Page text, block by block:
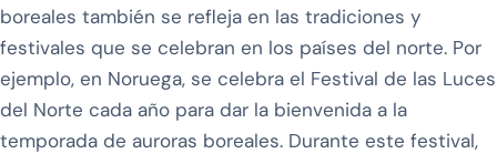
boreales también se refleja en las tradiciones y
festivales que se celebran en los países del norte. Por
ejemplo, en Noruega, se celebra el Festival de las Luces
del Norte cada año para dar la bienvenida a la
temporada de auroras boreales. Durante este festival,